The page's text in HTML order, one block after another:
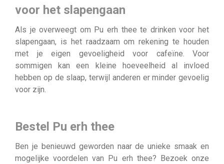
voor het slapengaan
Als je overweegt om Pu erh thee te drinken voor het
slapengaan, is het raadzaam om rekening te houden
met je eigen gevoeligheid voor cafeïne. Voor
sommigen kan een kleine hoeveelheid al invloed
hebben op de slaap, terwijl anderen er minder gevoelig
voor zijn.
Bestel Pu erh thee
Ben je benieuwd geworden naar de unieke smaak en
mogelijke voordelen van Pu erh thee? Bezoek onze